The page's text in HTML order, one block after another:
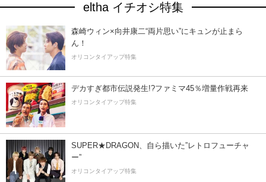
eltha イチオシ特集
森崎ウィン×向井康二“両片思い”にキュンが止まら
ん！
オリコンタイアップ特集
デカすぎ都市伝説発生!?ファミマ45％増量作戦再来
オリコンタイアップ特集
SUPER★DRAGON、自ら描いた”レトロフューチャ
ー”
オリコンタイアップ特集